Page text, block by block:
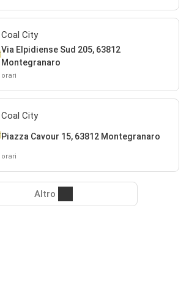
Coal City
Via Elpidiense Sud 205, 63812
Montegranaro
orari
Coal City
Piazza Cavour 15, 63812 Montegranaro
orari
Altro